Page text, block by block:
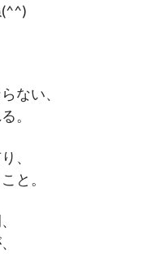
ない、
。
、
と。